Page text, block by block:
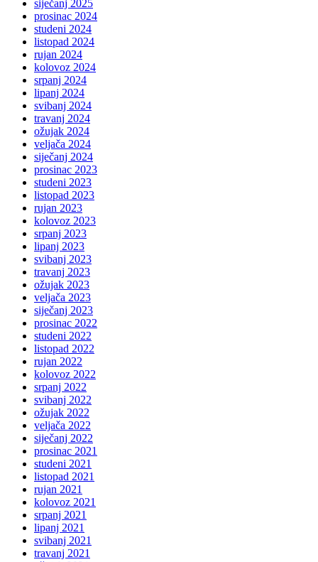
siječanj 2025
prosinac 2024
studeni 2024
listopad 2024
rujan 2024
kolovoz 2024
srpanj 2024
lipanj 2024
svibanj 2024
travanj 2024
ožujak 2024
veljača 2024
siječanj 2024
prosinac 2023
studeni 2023
listopad 2023
rujan 2023
kolovoz 2023
srpanj 2023
lipanj 2023
svibanj 2023
travanj 2023
ožujak 2023
veljača 2023
siječanj 2023
prosinac 2022
studeni 2022
listopad 2022
rujan 2022
kolovoz 2022
srpanj 2022
svibanj 2022
ožujak 2022
veljača 2022
siječanj 2022
prosinac 2021
studeni 2021
listopad 2021
rujan 2021
kolovoz 2021
srpanj 2021
lipanj 2021
svibanj 2021
travanj 2021